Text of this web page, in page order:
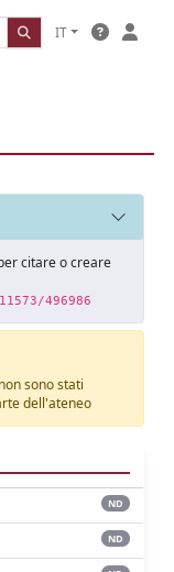
IT
citare o creare
496986
sono stati
dell'ateneo
ND
ND